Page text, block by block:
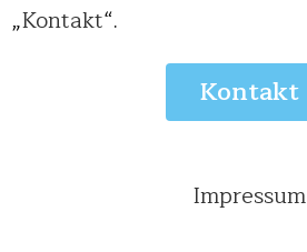
„Kontakt“.
Kontakt
Impressum